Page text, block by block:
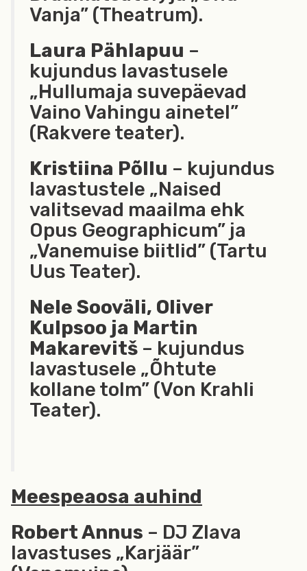
Vanja” (Theatrum).
Laura Pählapuu –
kujundus lavastusele
„Hullumaja suvepäevad
Vaino Vahingu ainetel”
(Rakvere teater).
Kristiina Põllu – kujundus
lavastustele „Naised
valitsevad maailma ehk
Opus Geographicum” ja
„Vanemuise biitlid” (Tartu
Uus Teater).
Nele Sooväli, Oliver
Kulpsoo ja Martin
Makarevitš – kujundus
lavastusele „Õhtute
kollane tolm” (Von Krahli
Teater).
Meespeaosa auhind
Robert Annus – DJ Zlava
lavastuses „Karjäär”